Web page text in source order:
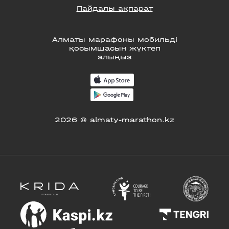
Алматы марафоны мобильді
қосымшасын жүктеп
алыңыз
2026 © almaty-marathon.kz
Пайдалы ақпарат